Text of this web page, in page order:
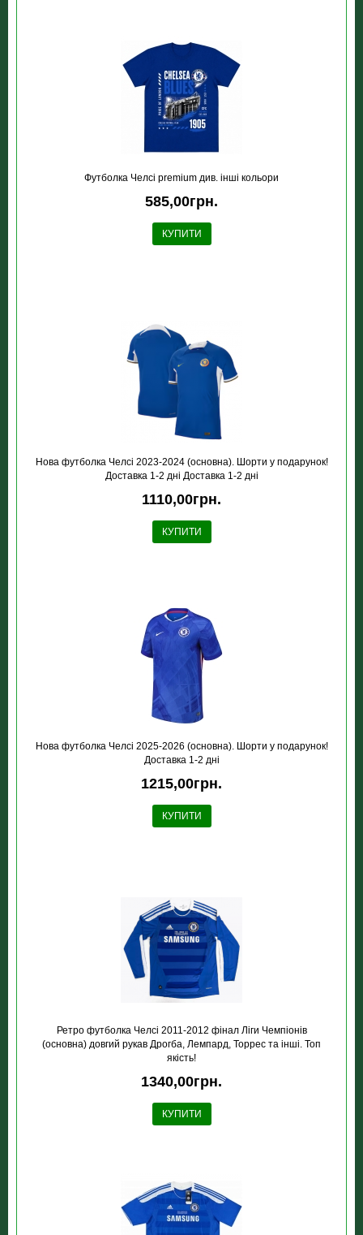
Футболка Челсі premium див. інші кольори
585,00грн.
КУПИТИ
Нова футболка Челсі 2023-2024 (основна). Шорти у подарунок!
Доставка 1-2 дні Доставка 1-2 дні
1110,00грн.
КУПИТИ
Нова футболка Челсі 2025-2026 (основна). Шорти у подарунок!
Доставка 1-2 дні
1215,00грн.
КУПИТИ
Ретро футболка Челсi 2011-2012 фiнал Лiги Чемпiонiв
(основна) довгий рукав Дрогба, Лемпард, Торрес та інші. Топ
якість!
1340,00грн.
КУПИТИ